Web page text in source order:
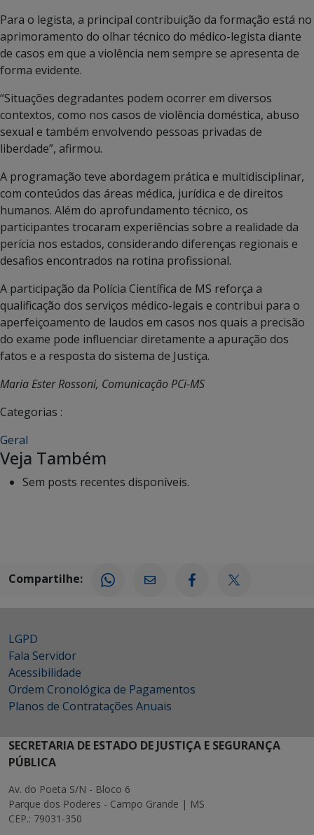
Para o legista, a principal contribuição da formação está no
aprimoramento do olhar técnico do médico-legista diante
de casos em que a violência nem sempre se apresenta de
forma evidente.
“Situações degradantes podem ocorrer em diversos
contextos, como nos casos de violência doméstica, abuso
sexual e também envolvendo pessoas privadas de
liberdade”, afirmou.
A programação teve abordagem prática e multidisciplinar,
com conteúdos das áreas médica, jurídica e de direitos
humanos. Além do aprofundamento técnico, os
participantes trocaram experiências sobre a realidade da
perícia nos estados, considerando diferenças regionais e
desafios encontrados na rotina profissional.
A participação da Polícia Científica de MS reforça a
qualificação dos serviços médico-legais e contribui para o
aperfeiçoamento de laudos em casos nos quais a precisão
do exame pode influenciar diretamente a apuração dos
fatos e a resposta do sistema de Justiça.
Maria Ester Rossoni, Comunicação PCi-MS
Categorias :
Geral
Veja Também
Sem posts recentes disponíveis.
Compartilhe:
LGPD
Fala Servidor
Acessibilidade
Ordem Cronológica de Pagamentos
Planos de Contratações Anuais
SECRETARIA DE ESTADO DE JUSTIÇA E SEGURANÇA
PÚBLICA
Av. do Poeta S/N - Bloco 6
Parque dos Poderes - Campo Grande | MS
CEP.: 79031-350